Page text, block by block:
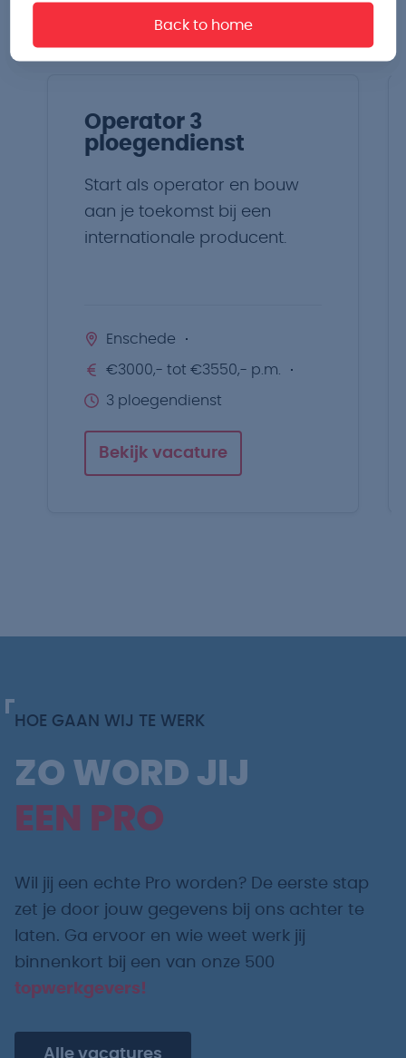
Back to home
Operator 3
ploegendienst
Start als operator en bouw
aan je toekomst bij een
internationale producent.
Enschede
€3000,- tot €3550,- p.m.
3 ploegendienst
Bekijk vacature
HOE GAAN WIJ TE WERK
ZO WORD JIJ
EEN PRO
Wil jij een echte Pro worden? De eerste stap
zet je door jouw gegevens bij ons achter te
laten. Ga ervoor en wie weet werk jij
binnenkort bij een van onze 500
topwerkgevers!
Alle vacatures